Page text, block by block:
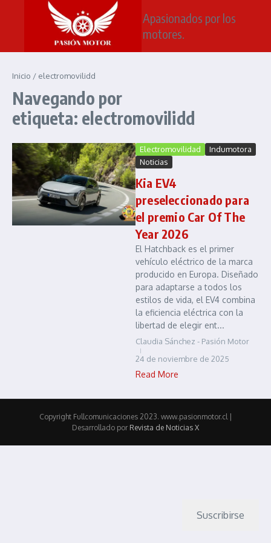
Saltar al contenido
Apasionados por los
motores.
Inicio / electromovilidd
Navegando por
etiqueta: electromovilidd
Electromovilidad
Indumotora
Noticias
Kia EV4
preseleccionado para
el premio Car Of The
Year 2026
El Hatchback es el primer
vehículo eléctrico de la marca
producido en Europa. Diseñado
para adaptarse a todos los
estilos de vida, el EV4 combina
la eficiencia eléctrica con la
libertad de elegir ent...
Claudia Sánchez - Pasión Motor
24 de noviembre de 2025
Read More
Copyright Fullcomunicaciones 2023. www.pasionmotor.cl |
Desarrollado por Revista de Noticias X
Suscribirse